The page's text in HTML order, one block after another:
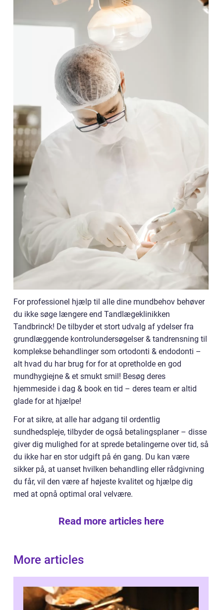
For professionel hjælp til alle dine mundbehov behøver
du ikke søge længere end Tandlægeklinikken
Tandbrinck! De tilbyder et stort udvalg af ydelser fra
grundlæggende kontrolundersøgelser & tandrensning til
komplekse behandlinger som ortodonti & endodonti –
alt hvad du har brug for for at opretholde en god
mundhygiejne & et smukt smil! Besøg deres
hjemmeside i dag & book en tid – deres team er altid
glade for at hjælpe!
For at sikre, at alle har adgang til ordentlig
sundhedspleje, tilbyder de også betalingsplaner – disse
giver dig mulighed for at sprede betalingerne over tid, så
du ikke har en stor udgift på én gang. Du kan være
sikker på, at uanset hvilken behandling eller rådgivning
du får, vil den være af højeste kvalitet og hjælpe dig
med at opnå optimal oral velvære.
Read more articles here
More articles